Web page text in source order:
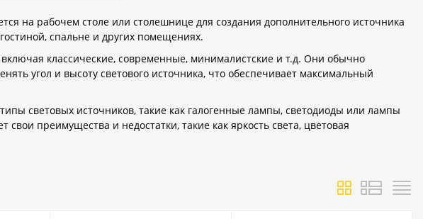
на рабочем столе или столешнице для создания дополнительного источника
спальне и других помещениях.
классические, современные, минималистские и т.д. Они обычно
угол и высоту светового источника, что обеспечивает максимальный
световых источников, такие как галогенные лампы, светодиоды или лампы
преимущества и недостатки, такие как яркость света, цветовая